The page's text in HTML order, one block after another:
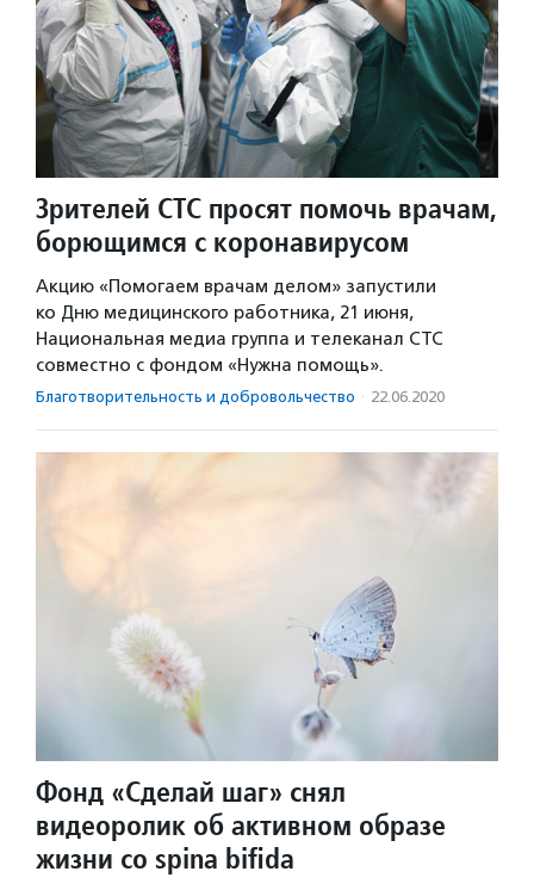
Зрителей СТС просят помочь врачам,
борющимся с коронавирусом
Акцию «Помогаем врачам делом» запустили
ко Дню медицинского работника, 21 июня,
Национальная медиа группа и телеканал СТС
совместно с фондом «Нужна помощь».
Благотвори­тель­ность и доброволь­чест­во · 22.06.2020
Фонд «Сделай шаг» снял
видеоролик об активном образе
жизни со spina bifida